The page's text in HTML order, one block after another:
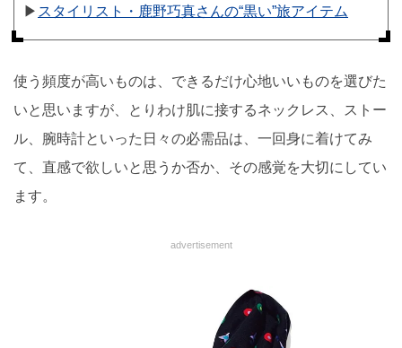
▶︎ スタイリスト・鹿野巧真さんの“黒い”旅アイテム
使う頻度が高いものは、できるだけ心地いいものを選びた
いと思いますが、とりわけ肌に接するネックレス、ストー
ル、腕時計といった日々の必需品は、一回身に着けてみ
て、直感で欲しいと思うか否か、その感覚を大切にしてい
ます。
advertisement